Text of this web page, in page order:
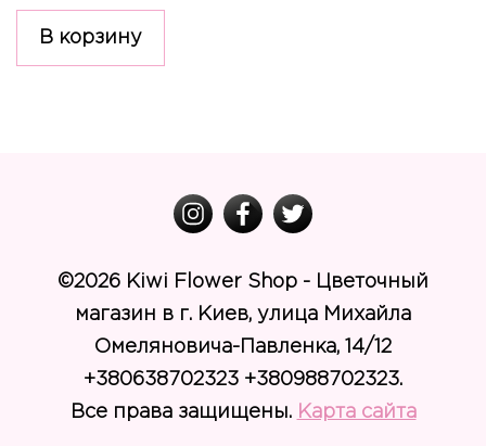
В корзину
©2026 Kiwi Flower Shop - Цветочный
магазин в г. Киев, улица Михайла
Омеляновича-Павленка, 14/12
+380638702323 +380988702323.
Все права защищены. Карта сайта